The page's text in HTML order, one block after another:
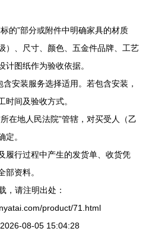
的”部分或附件中明确家具的材质
）、尺寸、颜色、五金件品牌、工艺
图纸作为验收依据。
安装服务选择适用。若包含安装，
时间及验收方式。
在地人民法院”管辖，对买受人（乙
定。
履行过程中产生的发货单、收货凭
部资料。
，请注明出处：
product/71.html
08-05 15:04:28